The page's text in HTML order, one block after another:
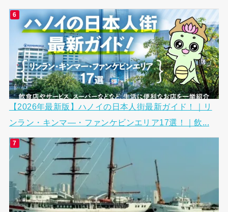
【2026年最新版】ハノイの日本人街最新ガイド！｜リ
ンラン・キンマ―・ファンケビンエリア17選！｜飲...